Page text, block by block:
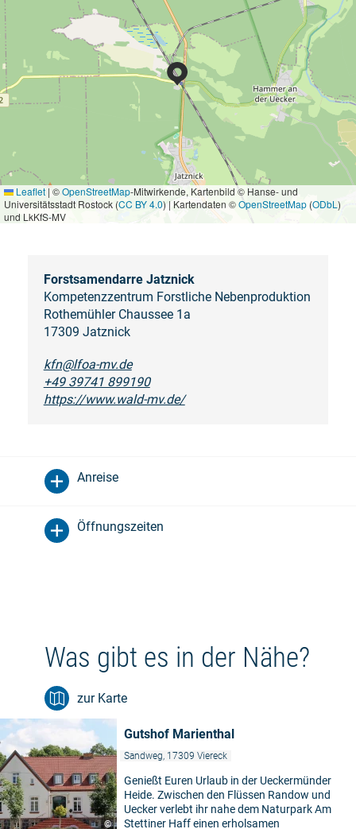
Leaflet |©OpenStreetMap-Mitwirkende, Kartenbild © Hanse- und
Universitätsstadt Rostock (CC BY 4.0) | Kartendaten ©OpenStreetMap (ODbL )
und LkKfS-MV
Forstsamendarre Jatznick
Kompetenzzentrum Forstliche Nebenproduktion
Rothemühler Chaussee 1a
17309 Jatznick
kfn@lfoa-mv.de
+49 39741 899190
https://www.wald-mv.de/
Anreise
Öffnungszeiten
Was gibt es in der Nähe?
zur Karte
©
Gutshof Marienthal
Sandweg, 17309 Viereck
Genießt Euren Urlaub in der Ueckermünder
Heide. Zwischen den Flüssen Randow und
Uecker verlebt ihr nahe dem Naturpark Am
Stettiner Haff einen erholsamen